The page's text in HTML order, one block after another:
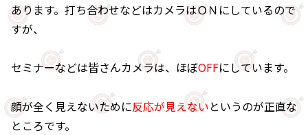
あります。打ち合わせなどはカメラはＯＮにしているので
すが、
セミナーなどは皆さんカメラは、ほぼOFFにしています。
顔が全く見えないために反応が見えないというのが正直な
ところです。